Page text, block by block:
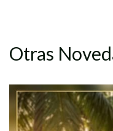
Otras